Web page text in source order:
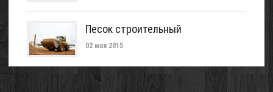
Песок строительный
02 мая 2015